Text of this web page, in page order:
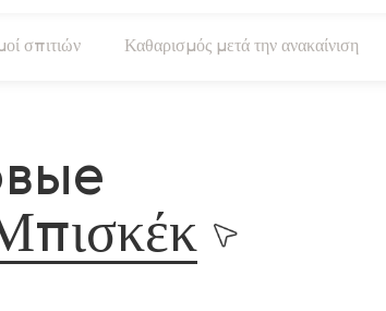
σπιτιών Καθαρισμός μετά την ανακαίνιση
5
8